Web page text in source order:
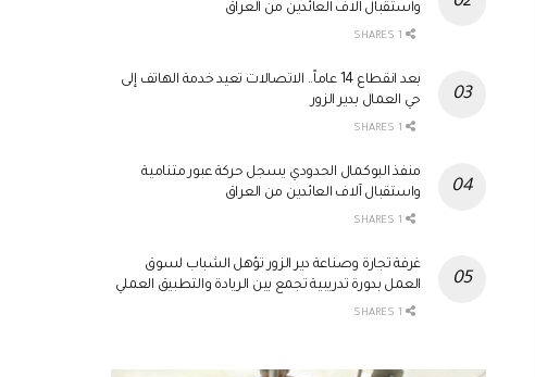
واستقبال آلاف العائدين من العراق
بعد انقطاع 14 عاماً.. الاتصالات تعيد خدمة الهاتف إلى
حي العمال بدير الزور
منفذ البوكمال الحدودي يسجل حركة عبور متنامية
واستقبال آلاف العائدين من العراق
غرفة تجارة وصناعة دير الزور تؤهل الشباب لسوق
العمل بدورة تدريبية تجمع بين الريادة والتطبيق العملي